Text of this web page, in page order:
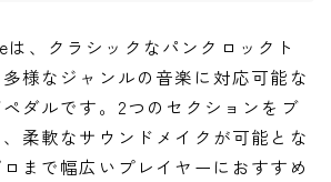
は、クラシックなパンクロックト
様なジャンルの音楽に対応可能な
ダルです。2つのセクションをブ
柔軟なサウンドメイクが可能とな
まで幅広いプレイヤーにおすすめ